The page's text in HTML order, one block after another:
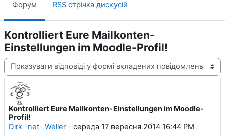
Форум RSS стрічка дискусій
Kontrolliert Eure Mailkonten-
Einstellungen im Moodle-Profil!
Тип показу
Kontrolliert Eure Mailkonten-Einstellungen im Moodle-
Profil!
Dirk -net- Weller- середа 17 вересня 2014 16:44 PM
Кількість відповідей: 0